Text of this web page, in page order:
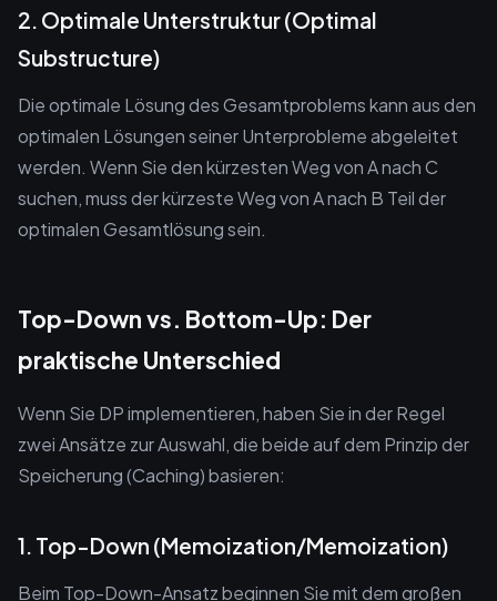
2. Optimale Unterstruktur (Optimal
Substructure)
Die optimale Lösung des Gesamtproblems kann aus den
optimalen Lösungen seiner Unterprobleme abgeleitet
werden. Wenn Sie den kürzesten Weg von A nach C
suchen, muss der kürzeste Weg von A nach B Teil der
optimalen Gesamtlösung sein.
Top-Down vs. Bottom-Up: Der
praktische Unterschied
Wenn Sie DP implementieren, haben Sie in der Regel
zwei Ansätze zur Auswahl, die beide auf dem Prinzip der
Speicherung (Caching) basieren:
1. Top-Down (Memoization/Memoization)
Beim Top-Down-Ansatz beginnen Sie mit dem großen